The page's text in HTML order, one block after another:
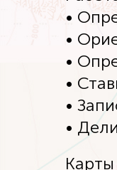
•
•
•
•
•
•